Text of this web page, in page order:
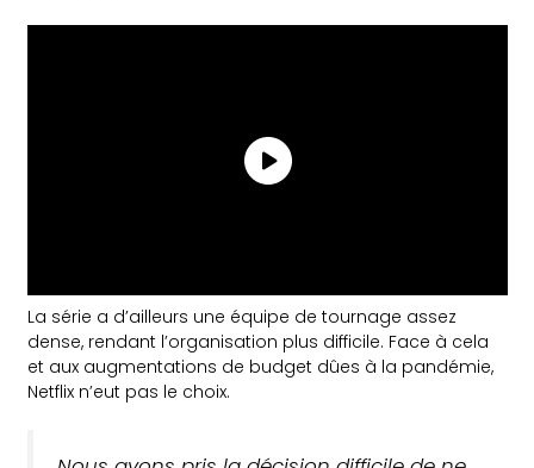
La série a d’ailleurs une équipe de tournage assez
dense, rendant l’organisation plus difficile. Face à cela
et aux augmentations de budget dûes à la pandémie,
Netflix n’eut pas le choix.